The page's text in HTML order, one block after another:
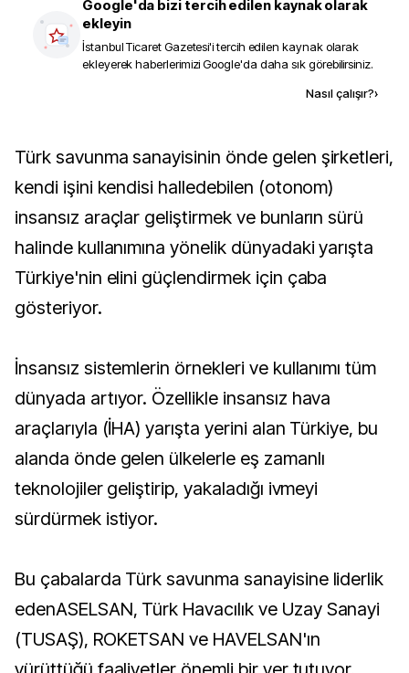
Google'da bizi tercih edilen kaynak olarak
ekleyin
İstanbul Ticaret Gazetesi'i tercih edilen kaynak olarak
ekleyerek haberlerimizi Google'da daha sık görebilirsiniz.
Nasıl çalışır?›
Türk savunma sanayisinin önde gelen şirketleri,
kendi işini kendisi halledebilen (otonom)
insansız araçlar geliştirmek ve bunların sürü
halinde kullanımına yönelik dünyadaki yarışta
Türkiye'nin elini güçlendirmek için çaba
gösteriyor.
İnsansız sistemlerin örnekleri ve kullanımı tüm
dünyada artıyor. Özellikle insansız hava
araçlarıyla (İHA) yarışta yerini alan Türkiye, bu
alanda önde gelen ülkelerle eş zamanlı
teknolojiler geliştirip, yakaladığı ivmeyi
sürdürmek istiyor.
Bu çabalarda Türk savunma sanayisine liderlik
edenASELSAN, Türk Havacılık ve Uzay Sanayi
(TUSAŞ), ROKETSAN ve HAVELSAN'ın